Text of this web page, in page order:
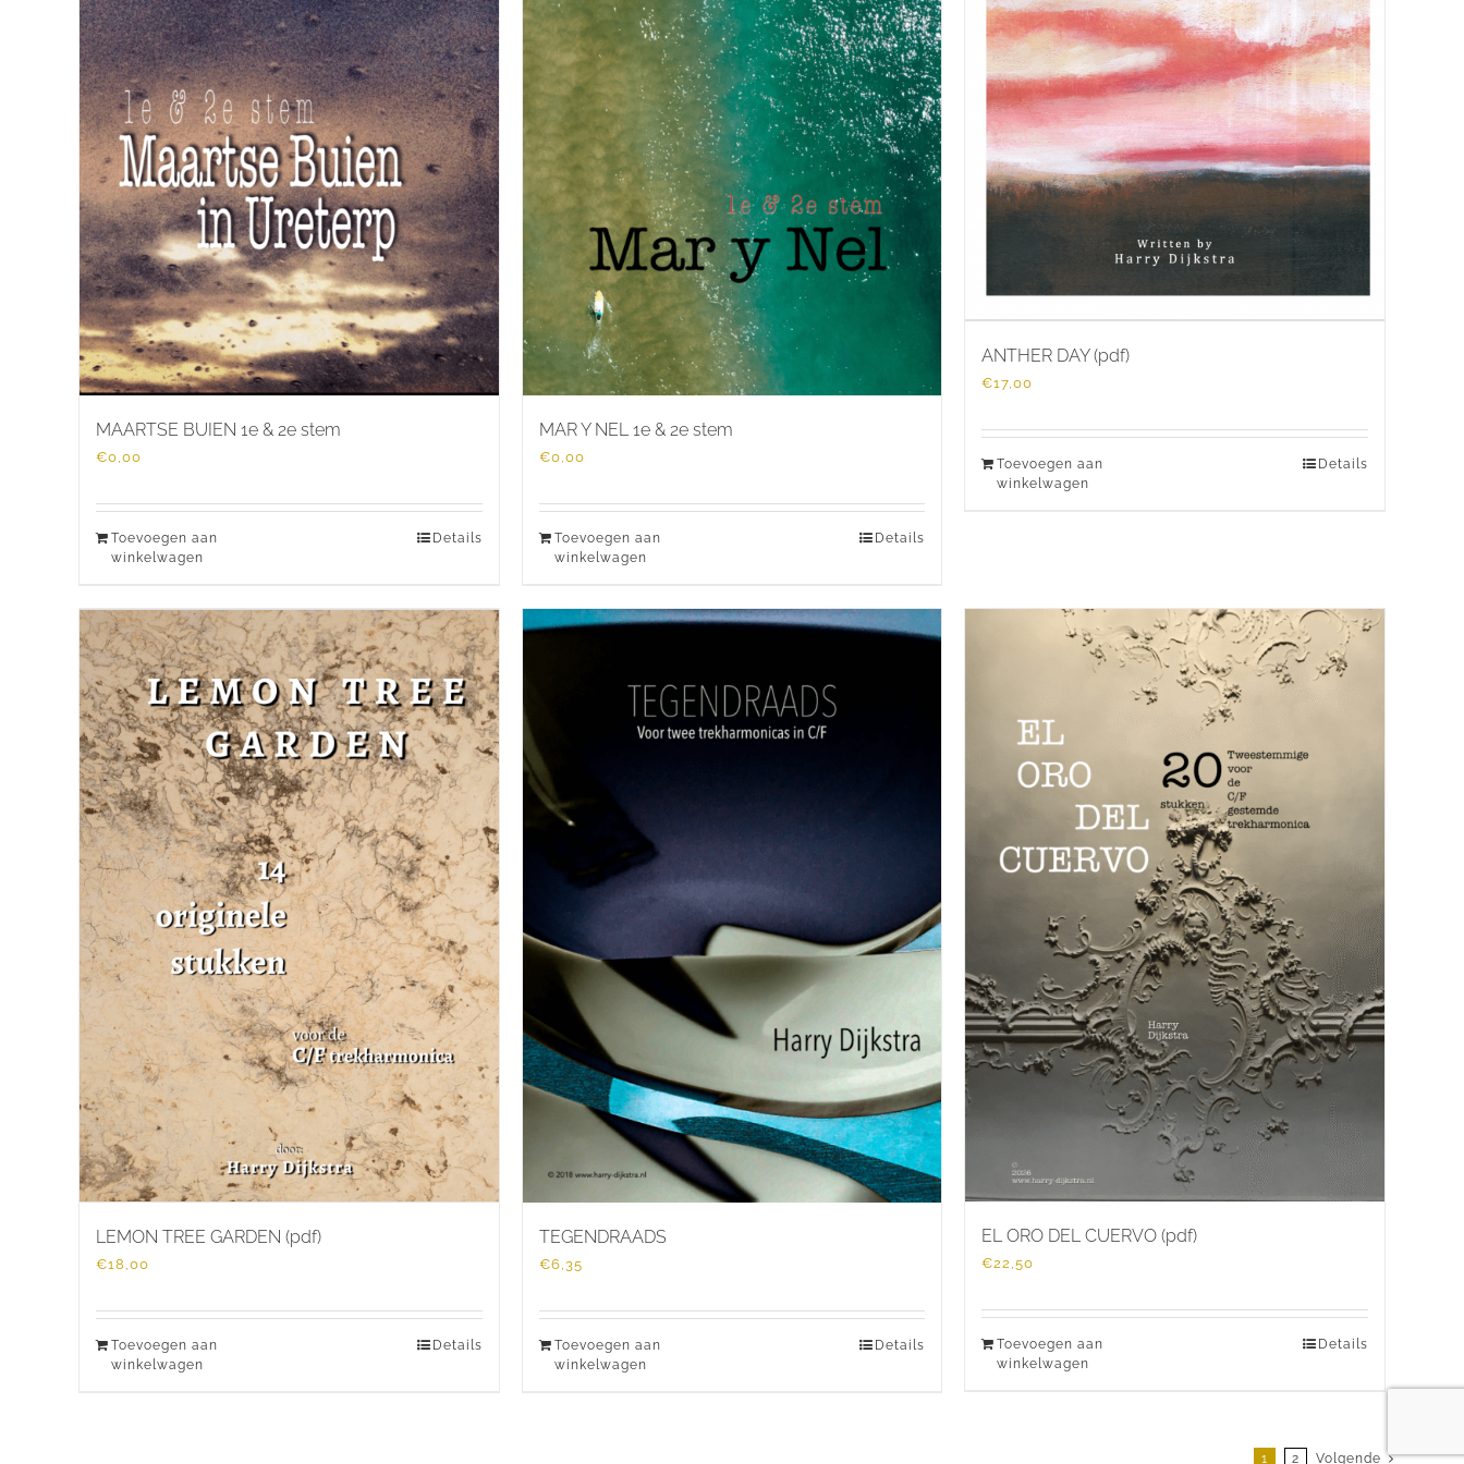
MAARTSE BUIEN 1e & 2e stem
€0,00
Toevoegen aan
winkelwagen
Details
MAR Y NEL 1e & 2e stem
€0,00
Toevoegen aan
winkelwagen
Details
ANTHER DAY (pdf)
€17,00
Toevoegen aan
winkelwagen
Details
LEMON TREE GARDEN (pdf)
€18,00
Toevoegen aan
winkelwagen
Details
TEGENDRAADS
€6,35
Toevoegen aan
winkelwagen
Details
EL ORO DEL CUERVO (pdf)
€22,50
Toevoegen aan
winkelwagen
Details
1 2 Volgende